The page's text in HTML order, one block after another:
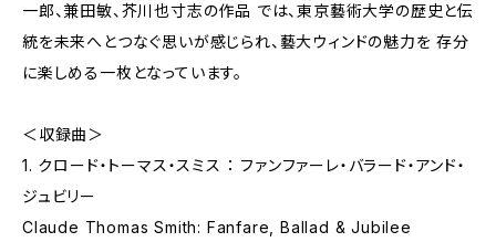
一郎、兼田敏、芥川也寸志の作品 では、東京藝術大学の歴史と伝
統を未来へとつなぐ思いが感じられ、藝大ウィンドの魅力を 存分
に楽しめる一枚となっています。
＜収録曲＞
1. クロード・トーマス・スミス ： ファンファーレ・バラード・アンド・
ジュビリー
Claude Thomas Smith: Fanfare, Ballad & Jubilee